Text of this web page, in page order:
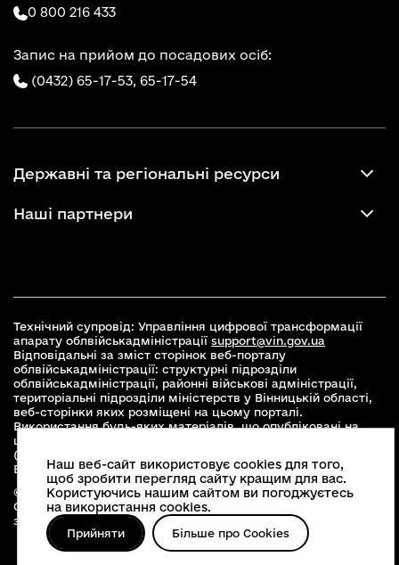
0 800 216 433
Запис на прийом до посадових осіб:
(0432) 65-17-53, 65-17-54
Державні та регіональні ресурси
Наші партнери
Технічний супровід: Управління цифрової трансформації
апарату облвійськадміністрації support@vin.gov.ua
Відповідальні за зміст сторінок веб-порталу
облвійськадміністрації: структурні підрозділи
облвійськадміністрації, районні військові адміністрації,
територіальні підрозділи міністерств у Вінницькій області,
веб-сторінки яких розміщені на цьому порталі.
Використання будь-яких матеріалів, що опубліковані на
цьому сайті, дозволяється при умові зазначення посилання
(для інтернет-видань - гіперпосилання) на офіційний сайт
Вінницької облвійськадміністраціїwww.vin.gov.ua .
© 2026 Весь контент доступний за ліцензією Creative
Commons Attribution 4.0 International license, якщо не
зазначено інше
Наш веб-сайт використовує cookies для того,
щоб зробити перегляд сайту кращим для вас.
Користуючись нашим сайтом ви погоджуєтесь
на використання cookies.
Прийняти Більше про Cookies